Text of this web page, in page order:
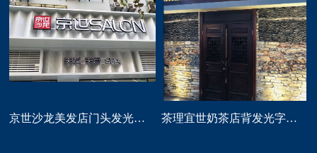
京世沙龙美发店门头发光字招牌定做 茶理宜世奶茶店背发光字门头招牌制作安装